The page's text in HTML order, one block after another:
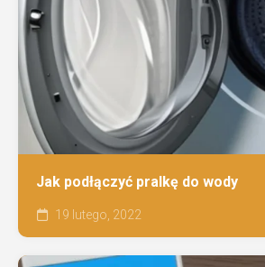
Jak podłączyć pralkę do wody
19 lutego, 2022